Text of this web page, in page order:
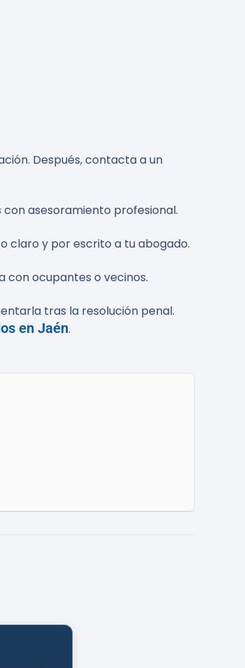
Después, contacta a un
con asesoramiento profesional.
claro y por escrito a tu abogado.
con ocupantes o vecinos.
tras la resolución penal.
en Jaén.